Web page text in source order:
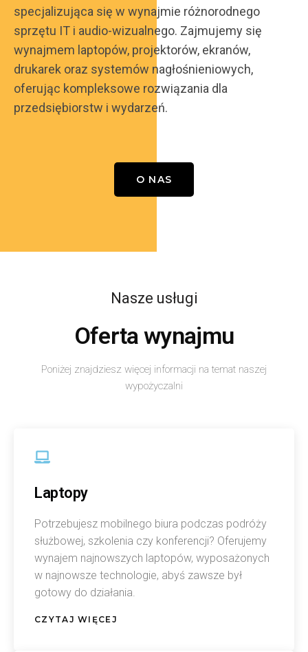
specjalizująca się w wynajmie różnorodnego
sprzętu IT i audio-wizualnego. Zajmujemy się
wynajmem laptopów, projektorów, ekranów,
drukarek oraz systemów nagłośnieniowych,
oferując kompleksowe rozwiązania dla
przedsiębiorstw i wydarzeń.
O NAS
Nasze usługi
Oferta wynajmu
Poniżej znajdziesz więcej informacji na temat naszej
wypożyczalni
Laptopy
Potrzebujesz mobilnego biura podczas podróży
służbowej, szkolenia czy konferencji? Oferujemy
wynajem najnowszych laptopów, wyposażonych
w najnowsze technologie, abyś zawsze był
gotowy do działania.
CZYTAJ WIĘCEJ